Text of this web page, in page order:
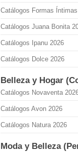
Catálogos Formas
Catálogos Juana Bonita
Catálogos Ipanu 2026
Catálogos Dolce 2026
Belleza y Hogar
Catálogos Novaventa
Catálogos Avon 2026
Catálogos Natura 2026
Moda y Belleza